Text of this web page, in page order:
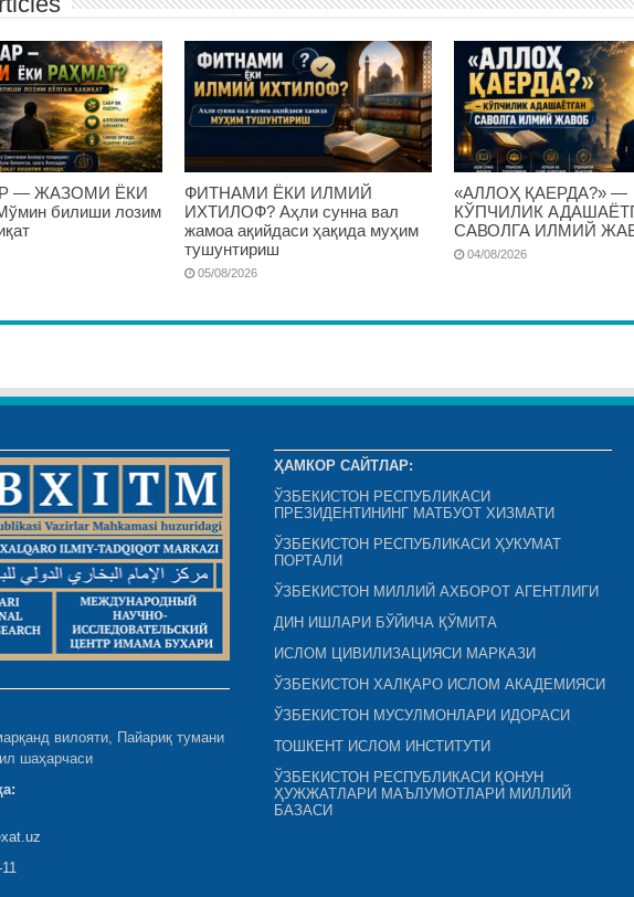
— ЖАЗОМИ ЁКИ
билиши лозим
ФИТНАМИ ЁКИ ИЛМИЙ
ИХТИЛОФ? Аҳли сунна вал
жамоа ақийдаси ҳақида муҳим
тушунтириш
05/08/2026
«АЛЛОҲ ҚАЕРДА?» —
КЎПЧИЛИК
САВОЛГА ИЛМИЙ
04/08/2026
вилояти, Пайариқ тумани
шаҳарчаси
ҲАМКОР САЙТЛАР:
ЎЗБЕКИСТОН РЕСПУБЛИКАСИ
ПРЕЗИДЕНТИНИНГ МАТБУОТ ХИЗМАТИ
ЎЗБЕКИСТОН РЕСПУБЛИКАСИ ҲУКУМАТ
ПОРТАЛИ
ЎЗБЕКИСТОН МИЛЛИЙ АХБОРОТ АГЕНТЛИГИ
ДИН ИШЛАРИ БЎЙИЧА ҚЎМИТА
ИСЛОМ ЦИВИЛИЗАЦИЯСИ МАРКАЗИ
ЎЗБЕКИСТОН ХАЛҚАРО ИСЛОМ АКАДЕМИЯСИ
ЎЗБЕКИСТОН МУСУЛМОНЛАРИ ИДОРАСИ
ТОШКЕНТ ИСЛОМ ИНСТИТУТИ
ЎЗБЕКИСТОН РЕСПУБЛИКАСИ ҚОНУН
ҲУЖЖАТЛАРИ МАЪЛУМОТЛАРИ МИЛЛИЙ
БАЗАСИ